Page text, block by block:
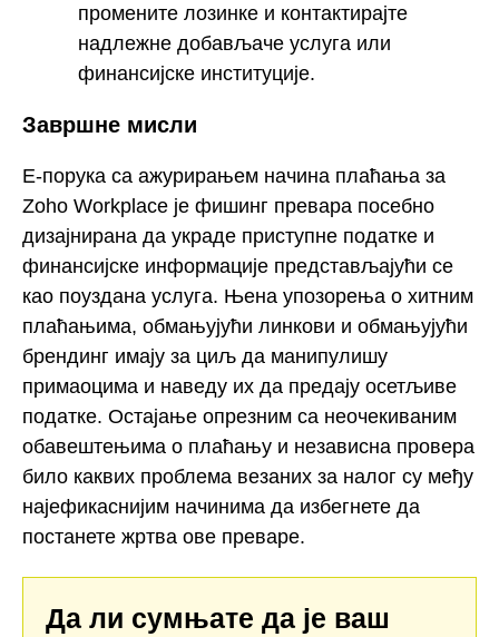
промените лозинке и контактирајте
надлежне добављаче услуга или
финансијске институције.
Завршне мисли
Е-порука са ажурирањем начина плаћања за
Zoho Workplace је фишинг превара посебно
дизајнирана да украде приступне податке и
финансијске информације представљајући се
као поуздана услуга. Њена упозорења о хитним
плаћањима, обмањујући линкови и обмањујући
брендинг имају за циљ да манипулишу
примаоцима и наведу их да предају осетљиве
податке. Остајање опрезним са неочекиваним
обавештењима о плаћању и независна провера
било каквих проблема везаних за налог су међу
најефикаснијим начинима да избегнете да
постанете жртва ове преваре.
Да ли сумњате да је ваш